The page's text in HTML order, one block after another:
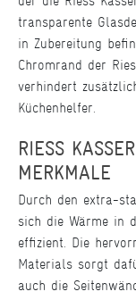
transparente
in Zubereitung
Chromrand der
verhindert
Küchenhelfer.
RIESS
MERKMALE
Durch den extra-
sich die Wärme in
effizient. Die
Materials sorgt
auch die